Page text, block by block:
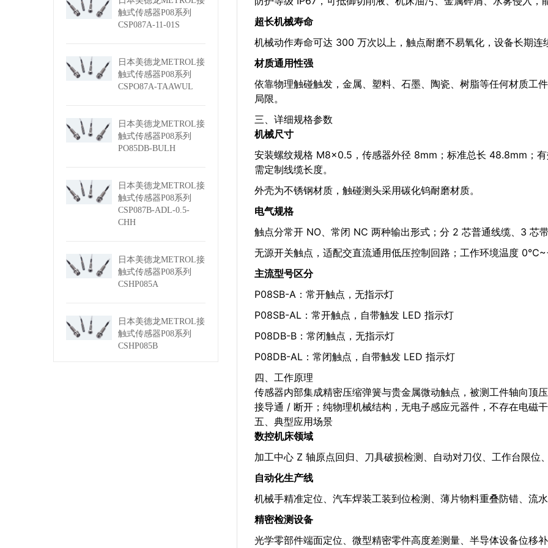
触式传感器P08系列
CSP087A-11-01S
日本美德龙METROL接
触式传感器P08系列
CSPO87A-TAAWUL
日本美德龙METROL接
触式传感器P08系列
PO85DB-BULH
日本美德龙METROL接
触式传感器P08系列
CSP087B-ADL-0.5-
CHH
日本美德龙METROL接
触式传感器P08系列
CSHP085A
日本美德龙METROL接
触式传感器P08系列
CSHP085B
超长机械寿命
机械动作寿命可达 300 万次以上，触点耐磨不易氧化，设备长期连
材质通用性强
依靠物理触碰触发，金属、塑料、石墨、陶瓷、树脂等任何材质工
局限。
三、详细规格参数
机械尺寸
安装螺纹规格 M8×0.5，传感器外径 8mm；标准总长 48.8mm；
需定制线缆长度。
外壳为不锈钢材质，触碰测头采用碳化钨耐磨材质。
电气规格
触点分常开 NO、常闭 NC 两种输出形式；分 2 芯普通线缆、3 芯
无源开关触点，适配交直流通用低压控制回路；工作环境温度
主流型号区分
P08SB-A：常开触点，无指示灯
P08SB-AL：常开触点，自带触发 LED 指示灯
P08DB-B：常闭触点，无指示灯
P08DB-AL：常闭触点，自带触发 LED 指示灯
四、工作原理
传感器内部集成精密压缩弹簧与贵金属微动触点，被测工件轴向顶
接导通 / 断开；纯物理机械结构，无电子感应元器件，不存在电磁
五、典型应用场景
数控机床领域
加工中心 Z 轴原点回归、刀具破损检测、自动对刀仪、工作台限位
自动化生产线
机械手精准定位、汽车焊装工装到位检测、薄片物料重叠防错、流
精密检测设备
光学零部件端面定位、微型精密零件高度差测量、半导体设备位移